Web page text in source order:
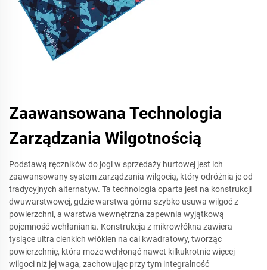
Zaawansowana Technologia
Zarządzania Wilgotnością
Podstawą ręczników do jogi w sprzedaży hurtowej jest ich
zaawansowany system zarządzania wilgocią, który odróżnia je od
tradycyjnych alternatyw. Ta technologia oparta jest na konstrukcji
dwuwarstwowej, gdzie warstwa górna szybko usuwa wilgoć z
powierzchni, a warstwa wewnętrzna zapewnia wyjątkową
pojemność wchłaniania. Konstrukcja z mikrowłókna zawiera
tysiące ultra cienkich włókien na cal kwadratowy, tworząc
powierzchnię, która może wchłonąć nawet kilkukrotnie więcej
wilgoci niż jej waga, zachowując przy tym integralność